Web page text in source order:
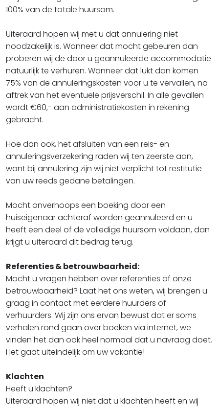
100% van de totale huursom.
Uiteraard hopen wij met u dat annulering niet
noodzakelijk is. Wanneer dat mocht gebeuren dan
proberen wij de door u geannuleerde accommodatie
natuurlijk te verhuren. Wanneer dat lukt dan komen
75% van de annuleringskosten voor u te vervallen, na
aftrek van het eventuele prijsverschil. In alle gevallen
wordt €60,- aan administratiekosten in rekening
gebracht.
Hoe dan ook, het afsluiten van een reis- en
annuleringsverzekering raden wij ten zeerste aan,
want bij annulering zijn wij niet verplicht tot restitutie
van uw reeds gedane betalingen.​​​​​​​
Mocht onverhoops een boeking door een
huiseigenaar achteraf worden geannuleerd en u
heeft een deel of de volledige huursom voldaan, dan
krijgt u uiteraard dit bedrag terug.
Referenties & betrouwbaarheid:
Mocht u vragen hebben over referenties of onze
betrouwbaarheid? Laat het ons weten, wij brengen u
graag in contact met eerdere huurders of
verhuurders. Wij zijn ons ervan bewust dat er soms
verhalen rond gaan over boeken via internet, we
vinden het dan ook heel normaal dat u navraag doet.
Het gaat uiteindelijk om uw vakantie!
Klachten
Heeft u klachten?
Uiteraard hopen wij niet dat u klachten heeft en wij